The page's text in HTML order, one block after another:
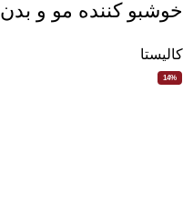
خوشبو کننده مو و
کالیستا
14%